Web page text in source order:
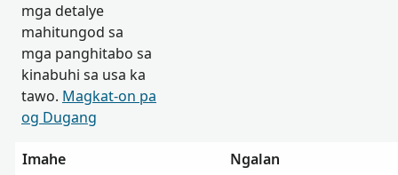
mga detalye
mahitungod sa
mga panghitabo sa
kinabuhi sa usa ka
tawo. Magkat-on pa
og Dugang
Imahe
Ngalan